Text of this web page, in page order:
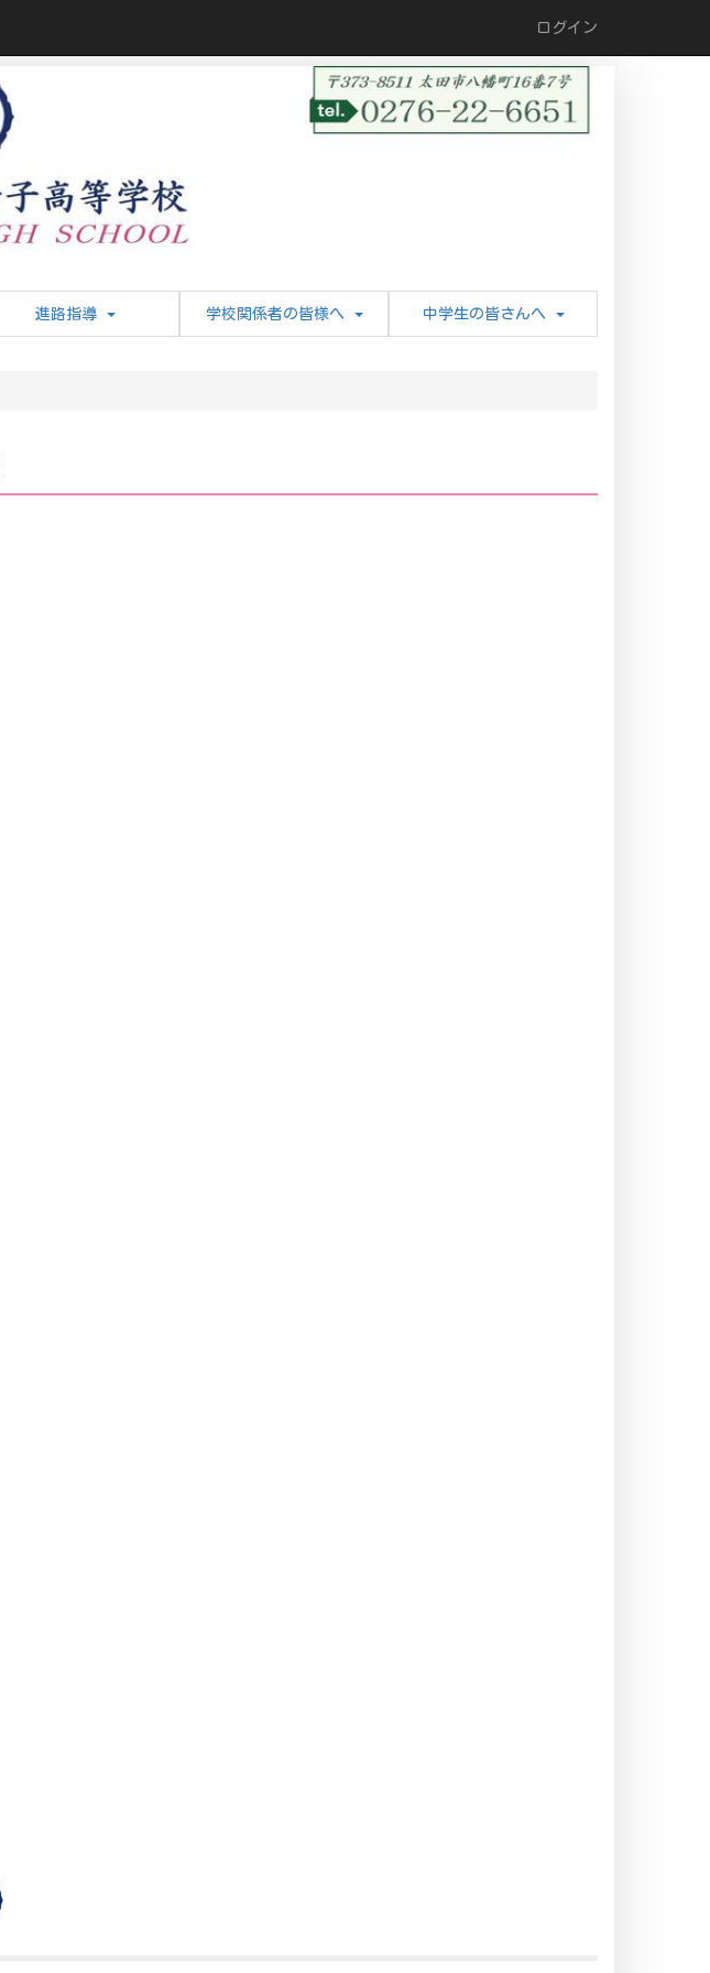
ログイン
進路指導 学校関係者の皆様へ 中学生の皆さんへ